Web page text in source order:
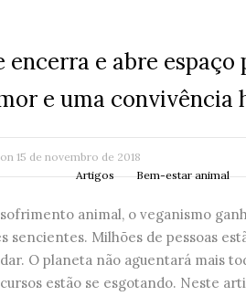
encerra e abre espaço
e uma convivência
on 15 de novembro de 2018
Artigos
Bem-estar animal
sofrimento animal, o veganismo
sencientes. Milhões de pessoas
O planeta não aguentará mais
estão se esgotando. Neste